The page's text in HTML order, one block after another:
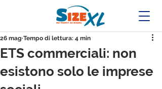
ETS commerciali: non
esistono solo le imprese
26 mag Tempo di lettura: 4 min